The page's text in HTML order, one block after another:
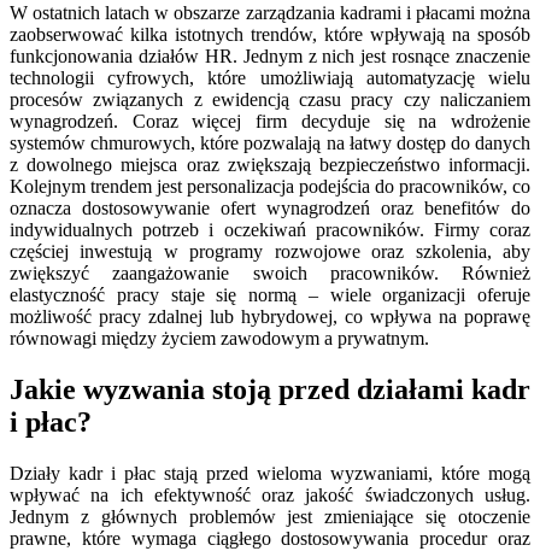
W ostatnich latach w obszarze zarządzania kadrami i płacami można
zaobserwować kilka istotnych trendów, które wpływają na sposób
funkcjonowania działów HR. Jednym z nich jest rosnące znaczenie
technologii cyfrowych, które umożliwiają automatyzację wielu
procesów związanych z ewidencją czasu pracy czy naliczaniem
wynagrodzeń. Coraz więcej firm decyduje się na wdrożenie
systemów chmurowych, które pozwalają na łatwy dostęp do danych
z dowolnego miejsca oraz zwiększają bezpieczeństwo informacji.
Kolejnym trendem jest personalizacja podejścia do pracowników, co
oznacza dostosowywanie ofert wynagrodzeń oraz benefitów do
indywidualnych potrzeb i oczekiwań pracowników. Firmy coraz
częściej inwestują w programy rozwojowe oraz szkolenia, aby
zwiększyć zaangażowanie swoich pracowników. Również
elastyczność pracy staje się normą – wiele organizacji oferuje
możliwość pracy zdalnej lub hybrydowej, co wpływa na poprawę
równowagi między życiem zawodowym a prywatnym.
Jakie wyzwania stoją przed działami kadr
i płac?
Działy kadr i płac stają przed wieloma wyzwaniami, które mogą
wpływać na ich efektywność oraz jakość świadczonych usług.
Jednym z głównych problemów jest zmieniające się otoczenie
prawne, które wymaga ciągłego dostosowywania procedur oraz